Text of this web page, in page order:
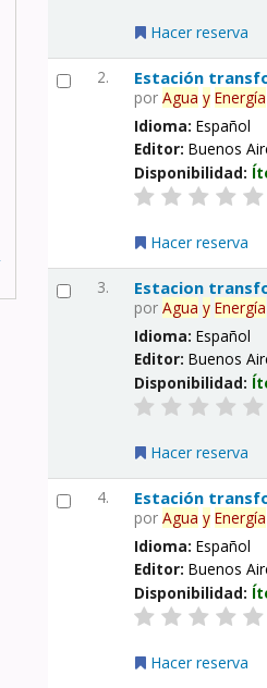
Hacer reserva
2. Estación
porAgua y Energía
Idioma:Español
Editor:Buenos
Disponibilidad:
Hacer reserva
3. Estacion
porAgua y Energía
Idioma:Español
Editor:Buenos
Disponibilidad:
Hacer reserva
4. Estación
porAgua y Energía
Idioma:Español
Editor:Buenos
Disponibilidad:
Hacer reserva